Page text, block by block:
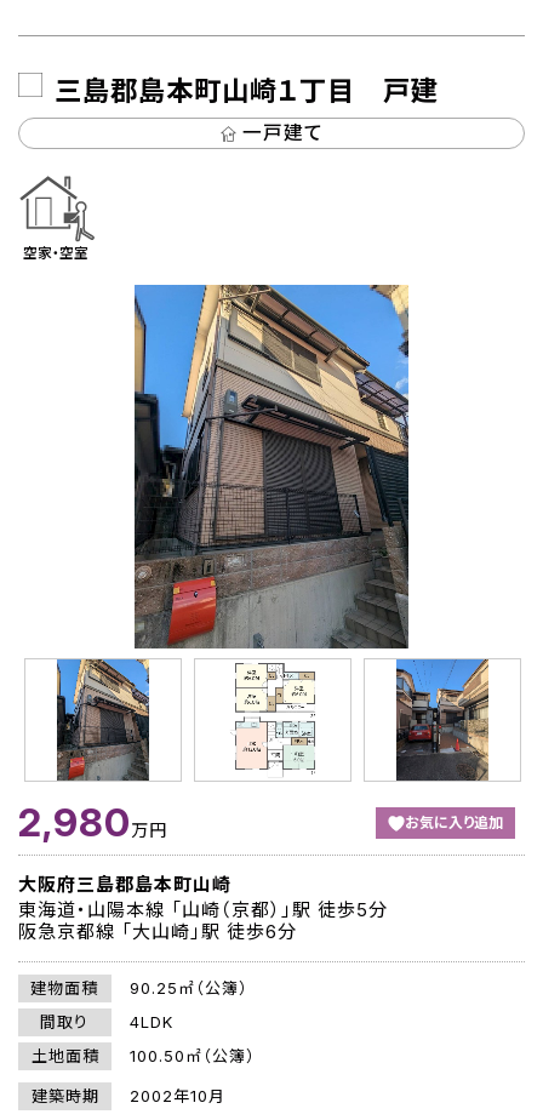
三島郡島本町山崎１丁目 戸建
一戸建て
空家・空室
お気に入り追加
2,980万円
大阪府三島郡島本町山崎
東海道・山陽本線 「山崎（京都）」駅 徒歩5分
阪急京都線 「大山崎」駅 徒歩6分
建物面積
90.25㎡（公簿）
間取り
4LDK
土地面積
100.50㎡（公簿）
建築時期 2002年10月